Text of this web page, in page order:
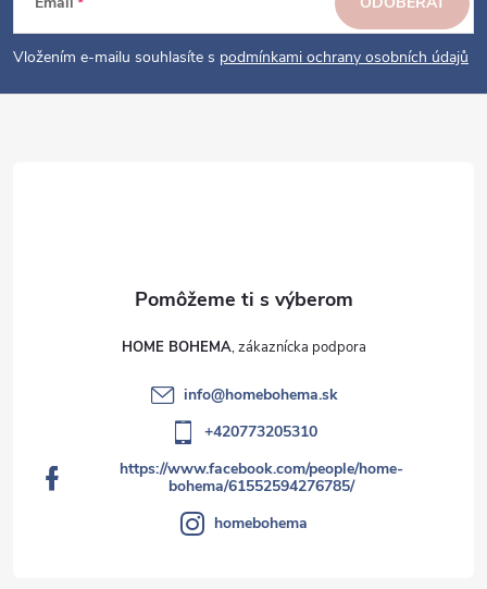
i
e
Vložením e-mailu souhlasíte s podmínkami ochrany osobních údajů
HOME BOHEMA
info@homebohema.sk
+420773205310
https://www.facebook.com/people/home-
bohema/61552594276785/
homebohema